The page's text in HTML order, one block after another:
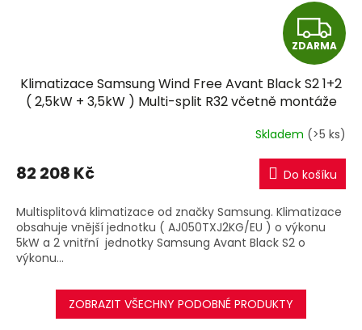
Z
D
A
R
M
A
ZDARMA
Klimatizace Samsung Wind Free Avant Black S2 1+2
( 2,5kW + 3,5kW ) Multi-split R32 včetně montáže
Skladem (>5 ks)
82 208 Kč Do košíku
Multisplitová klimatizace od značky Samsung. Klimatizace
obsahuje vnější jednotku ( AJ050TXJ2KG/EU ) o výkonu
5kW a 2 vnitřní jednotky Samsung Avant Black S2 o
výkonu...
ZOBRAZIT VŠECHNY PODOBNÉ PRODUKTY